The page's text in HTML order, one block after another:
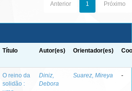
Anterior 1 Próximo
Título Autor(es) Orientador(es)
O reino da
solidão :
Diniz,
Debora
Suarez, Mireya -